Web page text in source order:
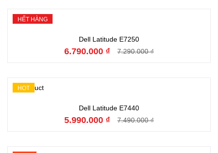
Hết hàng
HẾT HÀNG
Dell Latitude E7250
6.790.000 ₫ 7.290.000 ₫
Đặt hàng
HOT
Dell Latitude E7440
5.990.000 ₫ 7.490.000 ₫